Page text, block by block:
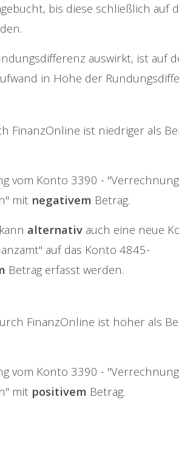
bis diese schließlich auf
auswirkt, ist auf
in Höhe der
FinanzOnline ist niedriger als
vom Konto 3390 -
mit negativem Betrag.
kann alternativ auch eine neue
auf das Konto 4845-
Betrag erfasst werden.
FinanzOnline ist höher als
vom Konto 3390 -
mit positivem Betrag.